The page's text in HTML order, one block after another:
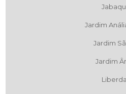
Jardim
Jardim
Jardim